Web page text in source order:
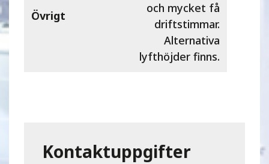
Övrigt
och mycket få
driftstimmar.
Alternativa
lyfthöjder finns.
Kontaktuppgifter